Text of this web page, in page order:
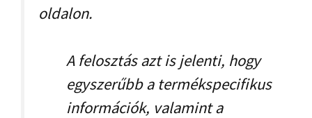
oldalon.
A felosztás azt is jelenti, hogy
egyszerűbb a termékspecifikus
információk, valamint a